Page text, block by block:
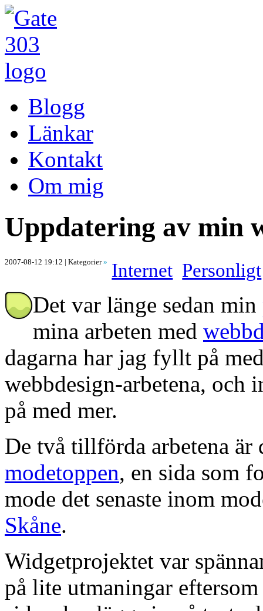
Blogg
Länkar
Kontakt
Om mig
Uppdatering av min
2007-08-12 19:12 | Kategorier» Internet Personligt
Det var länge sedan min
mina arbeten med
dagarna har jag fyllt på
webbdesign-arbetena, och
på med mer.
De två tillförda arbetena
modetoppen, en sida som
mode det senaste inom
Skåne.
Widgetprojektet var
på lite utmaningar